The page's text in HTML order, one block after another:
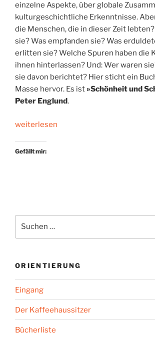
einzelne Aspekte, über globale
kulturgeschichtliche Erkenntnisse.
die Menschen, die in dieser Zeit
sie? Was empfanden sie? Was
erlitten sie? Welche Spuren haben die
ihnen hinterlassen? Und: Wer waren
sie davon berichtet? Hier sticht ein
Masse hervor. Es ist »Schönheit und
Peter Englund.
„Erster
privat“
weiterlesen
Gefällt mir:
nach:
ORIENTIERUNG
Eingang
Der Kaffeehaussitzer
Bücherliste